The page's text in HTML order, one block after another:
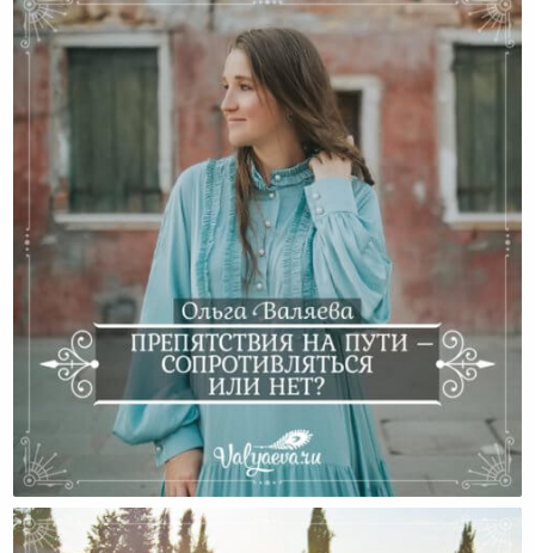
Препятствия На Пути – Сопротивляться Или Нет?